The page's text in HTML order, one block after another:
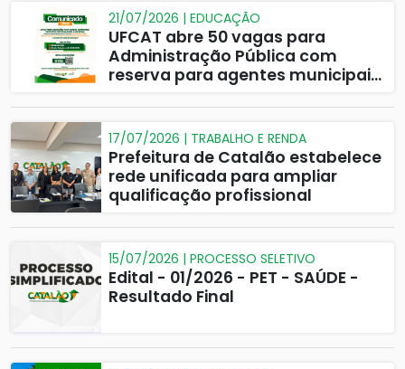
21/07/2026 | EDUCAÇÃO
UFCAT abre 50 vagas para
Administração Pública com
reserva para agentes municipais
17/07/2026 | TRABALHO E RENDA
Prefeitura de Catalão estabelece
rede unificada para ampliar
qualificação profissional
15/07/2026 | PROCESSO SELETIVO
Edital - 01/2026 - PET - SAÚDE -
Resultado Final